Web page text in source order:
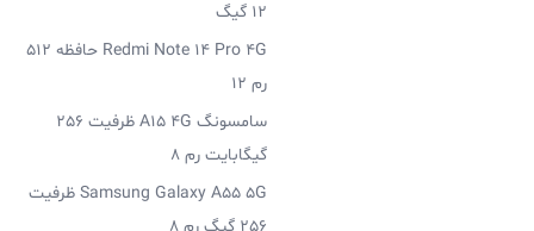
12 گیگ
Redmi Note 14 Pro 4G حافظه 512
رم 12
سامسونگ A15 4G ظرفیت 256
گیگابایت رم 8
Samsung Galaxy A55 5G ظرفیت